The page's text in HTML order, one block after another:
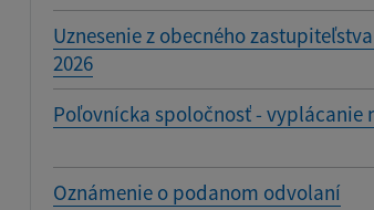
Uznesenie z obecného
2026
Poľovnícka spoločnosť - vyplácanie
Oznámenie o podanom odvolaní